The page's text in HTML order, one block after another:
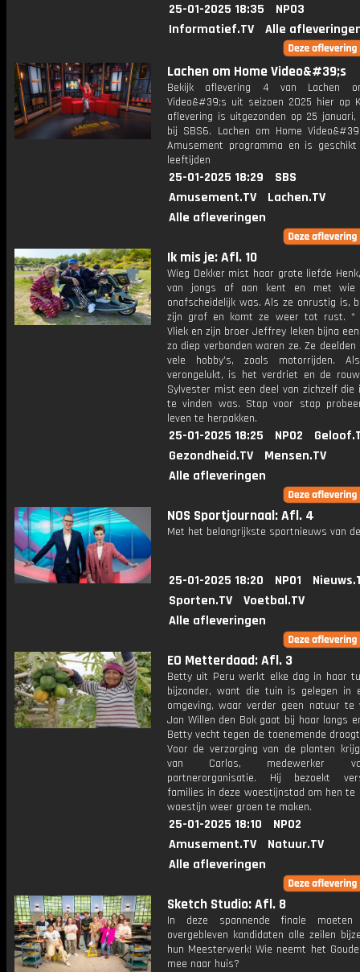
25-01-2025 18:35
NPO3
Informatief.TV
Alle
Lachen om Home Video&#39;s
Bekijk aflevering 4 van Lachen
Video&#39;s uit seizoen 2025 hier op
aflevering is uitgezonden op 25 januari,
bij SBS6. Lachen om Home
Amusement programma en is
leeftijden
25-01-2025 18:29
SBS
Amusement.TV
Lachen.TV
Alle afleveringen
Ik mis je: Afl. 10
Wieg Dekker mist haar grote liefde
van jongs af aan kent en met wie
onafscheidelijk was. Als ze onrustig is,
zijn graf en komt ze weer tot rust. *
Vliek en zijn broer Jeffrey leken bijna
zo diep verbonden waren ze. Ze
vele hobby's, zoals motorrijden.
verongelukt, is het verdriet en de
Sylvester mist een deel van zichzelf
te vinden was. Stap voor stap
leven te herpakken.
25-01-2025 18:25 NPO2
Gezondheid.TV
Mensen.TV
Alle afleveringen
NOS Sportjournaal: Afl. 4
Met het belangrijkste sportnieuws van
25-01-2025 18:20 NPO1
Sporten.TV
Voetbal.TV
Alle afleveringen
EO Metterdaad: Afl. 3
Betty uit Peru werkt elke dag in haar
bijzonder, want die tuin is gelegen in
omgeving, waar verder geen natuur te
Jan Willen den Bok gaat bij haar langs
Betty vecht tegen de toenemende
Voor de verzorging van de planten
van Carlos, medewerker
partnerorganisatie. Hij bezoekt
families in deze woestijnstad om hen te
woestijn weer groen te maken.
25-01-2025 18:10
NPO2
Amusement.TV
Natuur.TV
Alle afleveringen
Sketch Studio: Afl. 8
In deze spannende finale
overgebleven kandidaten alle zeilen
hun Meesterwerk! Wie neemt het
mee naar huis?